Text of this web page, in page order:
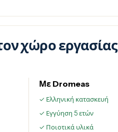
χώρο εργασίας
Με Dromeas
✓ Ελληνική κατασκευή
✓ Εγγύηση 5 ετών
✓ Ποιοτικά υλικά